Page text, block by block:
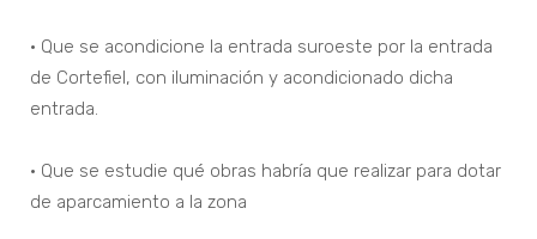
• Que se acondicione la entrada suroeste por la entrada
de Cortefiel, con iluminación y acondicionado dicha
entrada.
• Que se estudie qué obras habría que realizar para dotar
de aparcamiento a la zona